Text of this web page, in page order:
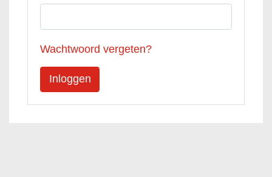
Wachtwoord vergeten?